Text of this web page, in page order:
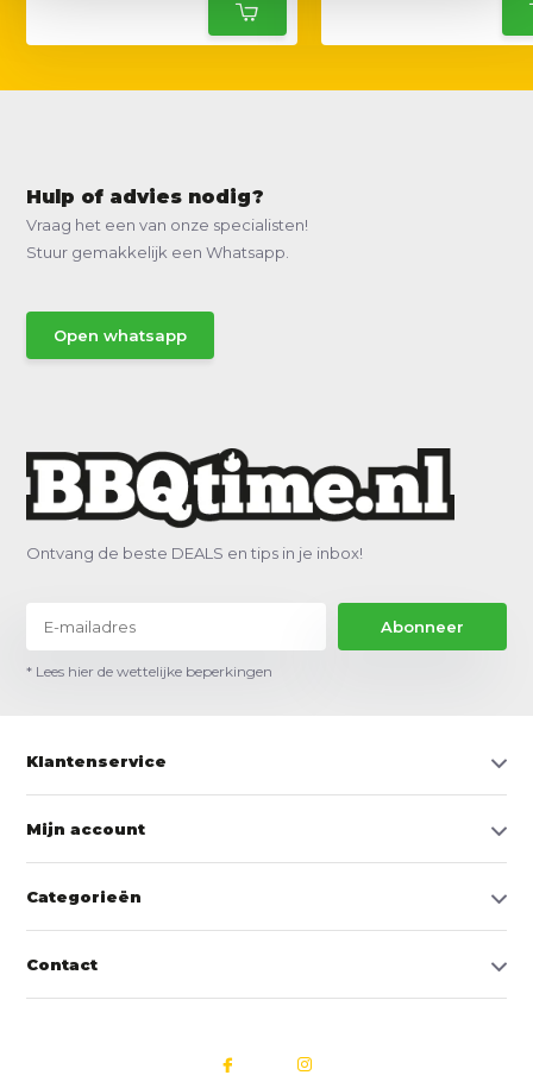
Hulp of advies nodig?
Vraag het een van onze specialisten!
Stuur gemakkelijk een Whatsapp.
Open whatsapp
Ontvang de beste DEALS en tips in je inbox!
Abonneer
* Lees hier de wettelijke beperkingen
Klantenservice
Mijn account
Categorieën
Contact